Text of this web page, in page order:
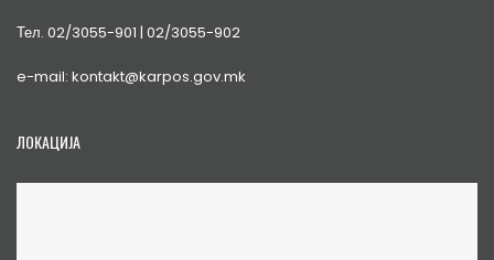
Тел. 02/3055-901 | 02/3055-902
e-mail: kontakt@karpos.gov.mk
ЛОКАЦИЈА